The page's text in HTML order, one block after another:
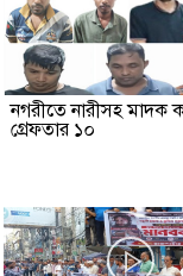
নগরীতে নারীসহ মাদক
গ্রেফতার ১০